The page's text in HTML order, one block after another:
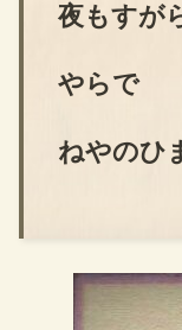
夜もす
やらで
ねやのひ